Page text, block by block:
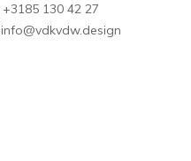
+3185 130 42 27
info@vdkvdw.design